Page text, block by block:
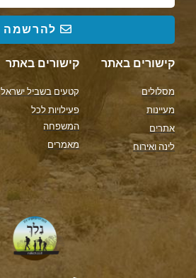
להרשמה
קישורים באתר
מסלולים
מעיינות
אתרים
לינה ואירוח
קישורים באתר
קטעים בשביל ישראל
פעילויות לכל
המשפחה
מאמרים